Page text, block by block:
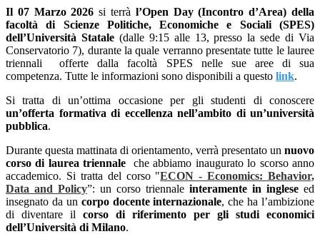
Il 07 Marzo 2026 si terrà l’Open Day (Incontro d’Area) della
facoltà di Scienze Politiche, Economiche e Sociali (SPES)
dell’Università Statale(dalle 9:15 alle 13, presso la sede di Via
Conservatorio 7), durante la quale verranno presentate tutte le lauree
triennali offerte dalla facoltà SPES nelle sue aree di sua
competenza. Tutte le informazioni sono disponibili a questo link.
Si tratta di un’ottima occasione per gli studenti di conoscere
un’offerta formativa di eccellenza nell’ambito di un’università
pubblica.
Durante questa mattinata di orientamento, verrà presentato un nuovo
corso di laurea triennale che abbiamo inaugurato lo scorso anno
accademico. Si tratta del corso "ECON - Economics: Behavior,
Data and Policy”: un corso triennale interamente in inglese ed
insegnato da un corpo docente internazionale, che ha l’ambizione
di diventare il corso di riferimento per gli studi economici
dell’Università di Milano.